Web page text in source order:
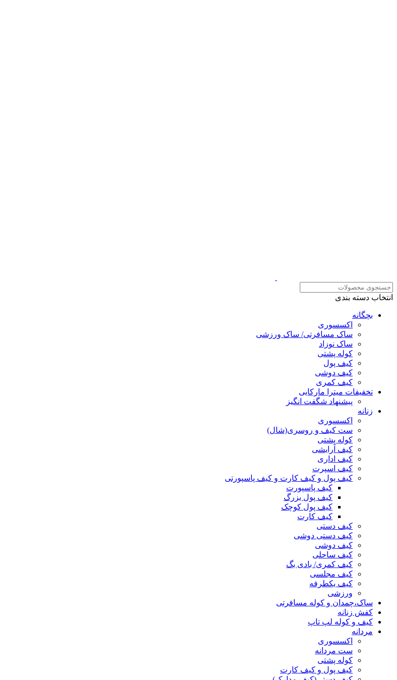
انتخاب دسته بندی
بچگانه
اکسسوری
ساک مسافرتی/ ساک ورزشی
ساک نوزاد
کوله پشتی
کیف پول
کیف دوشی
کیف کمری
تخفیفات میترا مارکایی
پیشنهاد شگفت انگیز
زنانه
اکسسوری
ست کیف و روسری(شال)
کوله پشتی
کیف آرایشی
کیف اداری
کیف اسپرت
کیف پول و کیف کارت و کیف پاسپورتی
کیف پاسپورت
کیف پول بزرگ
کیف پول کوچک
کیف کارت
کیف دستی
کیف دستی دوشی
کیف دوشی
کیف ساحلی
کیف کمری/ بادی بگ
کیف مجلسی
کیف یکطرفه
ورزشی
ساک،چمدان و کوله مسافرتی
کفش زنانه
کیف و کوله لپ تاپ
مردانه
اکسسوری
ست مردانه
کوله پشتی
کیف پول و کیف کارت